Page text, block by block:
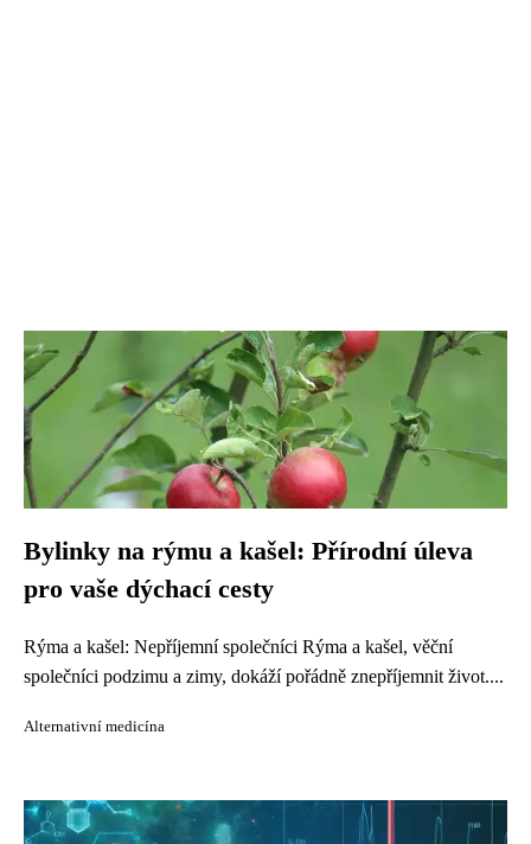
Bylinky na rýmu a kašel: Přírodní úleva
pro vaše dýchací cesty
Rýma a kašel: Nepříjemní společníci Rýma a kašel, věční
společníci podzimu a zimy, dokáží pořádně znepříjemnit život....
Alternativní medicína